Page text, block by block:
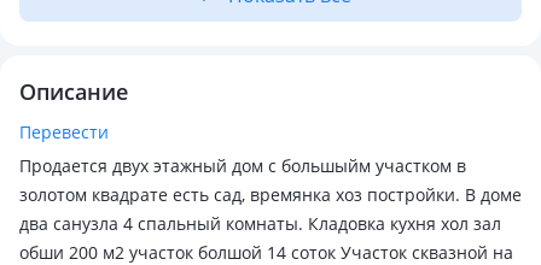
Описание
Перевести
Продается двух этажный дом с большыйм участком в
золотом квадрате есть сад, времянка хоз постройки. В доме
два санузла 4 спальный комнаты. Кладовка кухня хол зал
обши 200 м2 участок болшой 14 соток Участок сквазной на